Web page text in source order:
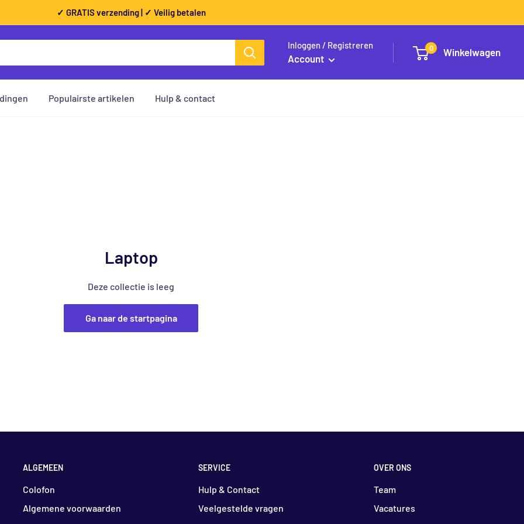
✓ GRATIS verzending | ✓ Veilig betalen
Inloggen / Registreren
Account
0 Winkelwagen
Populairste artikelen Hulp & contact
Laptop
Deze collectie is leeg
Ga naar de startpagina
ALGEMEEN
Colofon
Algemene voorwaarden
SERVICE
Hulp & Contact
Veelgestelde vragen
OVER ONS
Team
Vacatures